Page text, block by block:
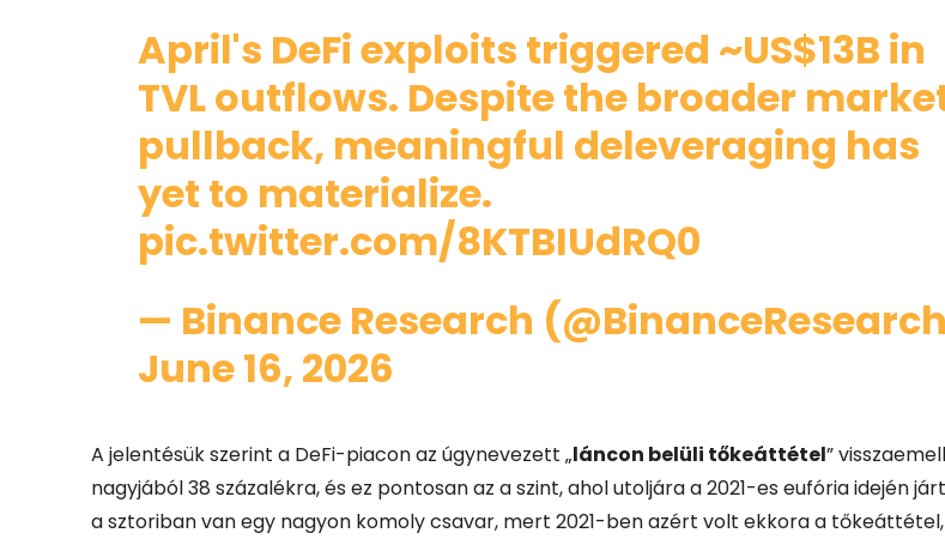
April's DeFi exploits triggered ~US$13B in
TVL outflows. Despite the broader
pullback, meaningful deleveraging has
yet to materialize.
pic.twitter.com/8KTBIUdRQ0
— Binance Research
June 16, 2026
A jelentésük szerint a DeFi-piacon az úgynevezett „láncon belüli tőkeáttétel”
nagyjából 38 százalékra, és ez pontosan az a szint, ahol utoljára a 2021-es eufória idején
a sztoriban van egy nagyon komoly csavar, mert 2021-ben azért volt ekkora a